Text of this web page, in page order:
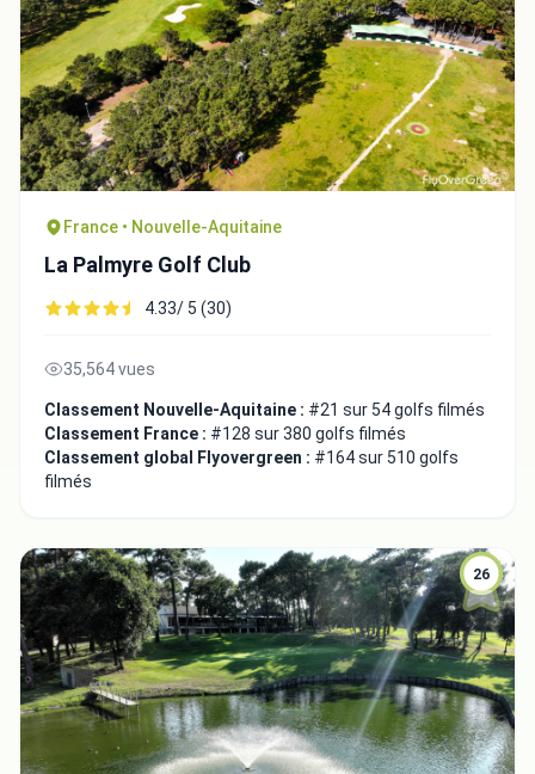
France • Nouvelle-Aquitaine
La Palmyre Golf Club
4.33/ 5 (30)
35,564 vues
Classement Nouvelle-Aquitaine : #21 sur 54 golfs filmés
Classement France : #128 sur 380 golfs filmés
Classement global Flyovergreen : #164 sur 510 golfs
filmés
26
Fermer